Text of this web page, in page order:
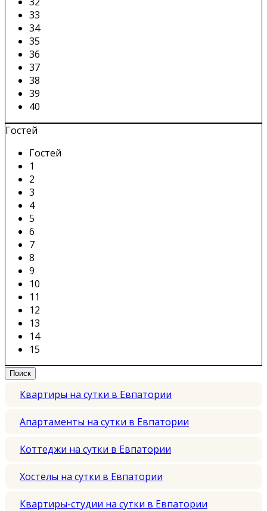
33
34
35
36
37
38
39
40
Гостей
Гостей
1
2
3
4
5
6
7
8
9
10
11
12
13
14
15
Квартиры на сутки в Евпатории
Апартаменты на сутки в Евпатории
Коттеджи на сутки в Евпатории
Хостелы на сутки в Евпатории
Квартиры-студии на сутки в Евпатории